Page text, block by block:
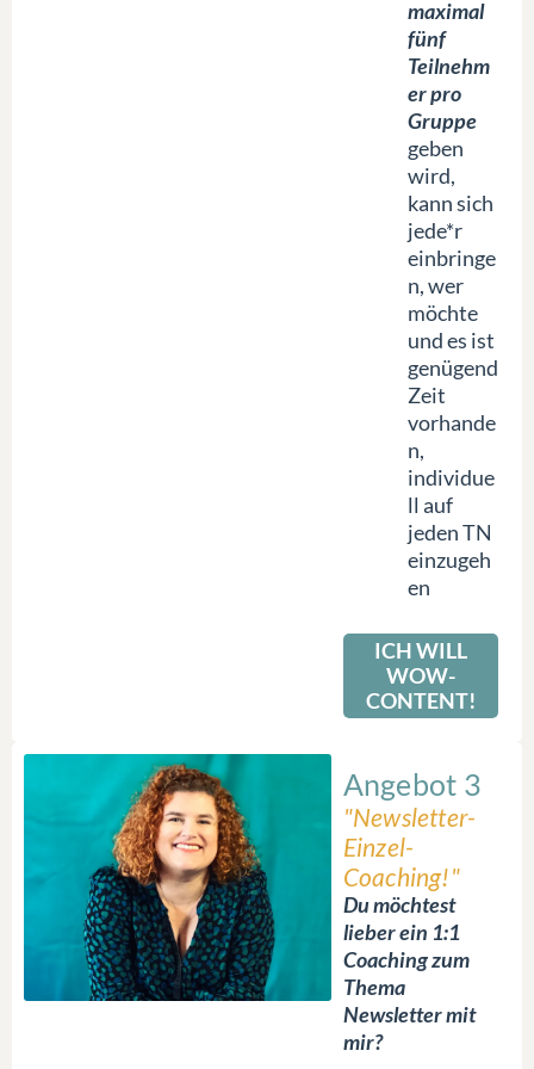
maximal
fünf
Teilnehm
er pro
Gruppe
geben
wird,
kann sich
jede*r
einbringe
n, wer
möchte
und es ist
genügend
Zeit
vorhande
n,
individue
ll auf
jeden TN
einzugeh
en
ICH WILL
WOW-
CONTENT!
Angebot 3
"Newsletter-
Einzel-
Coaching!"
Du möchtest
lieber ein 1:1
Coaching zum
Thema
Newsletter mit
mir?